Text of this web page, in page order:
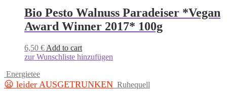
Bio Pesto Walnuss Paradeiser *Vegan
Award Winner 2017* 100g
6,50 € Add to cart
zur Wunschliste hinzufügen
Energietee
😦 leider AUSGETRUNKEN Ruhequell